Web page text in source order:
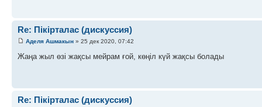
Re: Пікірталас (дискуссия)
Аделя Ашмакын » 25 дек 2020, 07:42
Жаңа жыл өзі жақсы мейрам ғой, көңіл күй жақсы болады
Re: Пікірталас (дискуссия)